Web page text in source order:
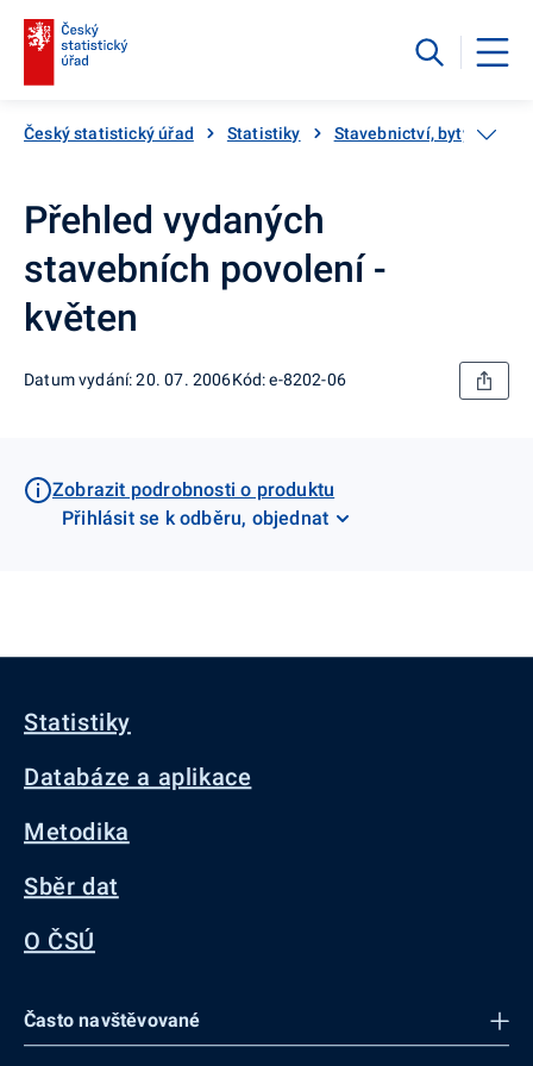
Český statistický úřad Statistiky Stavebnictví, byty
Přehled vydaných
stavebních povolení -
květen
Datum vydání: 20. 07. 2006Kód: e-8202-06
Zobrazit podrobnosti o produktu
Přihlásit se k odběru, objednat
Statistiky
Databáze a aplikace
Metodika
Sběr dat
O ČSÚ
Často navštěvované